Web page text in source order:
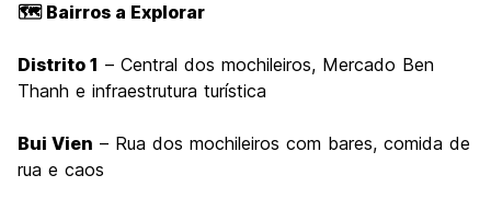
🗺️ Bairros a Explorar
Distrito 1 – Central dos mochileiros, Mercado Ben
Thanh e infraestrutura turística
Bui Vien – Rua dos mochileiros com bares, comida de
rua e caos